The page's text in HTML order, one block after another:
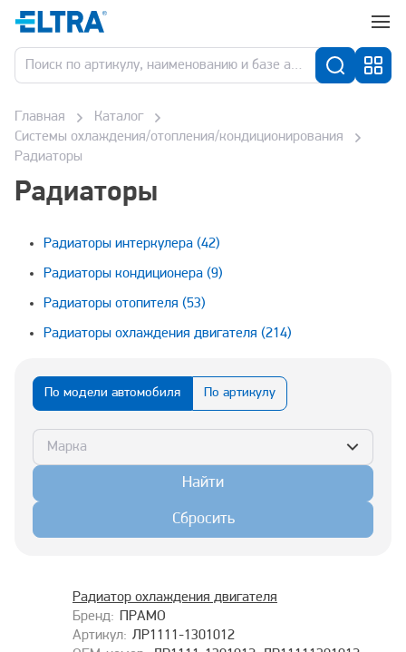
Главная
Каталог
Системы охлаждения/отопления/кондиционирования
Радиаторы
Радиаторы
Радиаторы интеркулера (42)
Радиаторы кондиционера (9)
Радиаторы отопителя (53)
Радиаторы охлаждения двигателя (214)
По модели автомобиля По артикулу
Марка
Найти
Сбросить
ПРАМО
ЛР1111-1301012
Радиатор охлаждения двигателя